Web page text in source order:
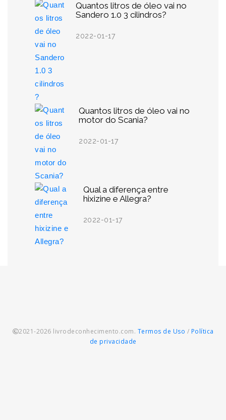
Quantos litros de óleo vai no
Sandero 1.0 3 cilindros?
2022-01-17
Quantos litros de óleo vai no
motor do Scania?
2022-01-17
Qual a diferença entre
hixizine e Allegra?
2022-01-17
2021-2026 livrodeconhecimento.com. Termos de Uso / Política
de privacidade